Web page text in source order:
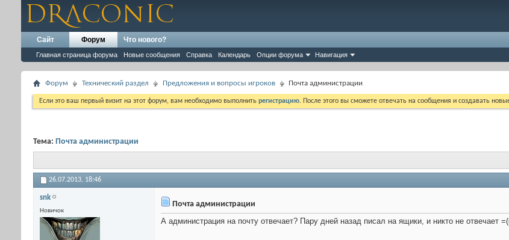
Сайт Форум
Главная страница форума Новые сообщения Справка Календарь Опции форума Навигация
Что нового?
Форум Технический раздел Предложения и вопросы игроков Почта администрации
Если это ваш первый визит на этот форум, вам необходимо выполнить регистрацию. После этого вы сможете отвечать на сообщения и создавать
Тема: Почта администрации
26.07.2013, 18:46
snk
Новичок
Почта администрации
А администрация на почту отвечает? Пару дней назад писал на ящики, и никто не отвечает